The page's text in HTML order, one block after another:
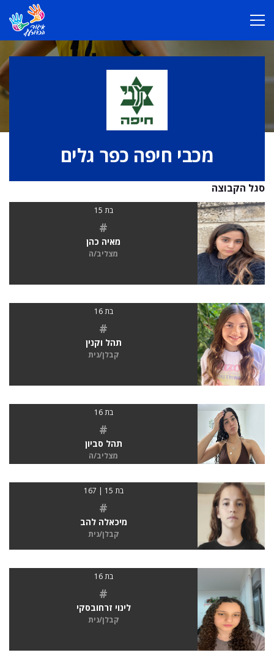
מכבי חיפה כפר גלים
סגל הקבוצה
בת 15
#
מאיה כהן
מצליב/ה
בת 16
#
תהל וקנין
קבלן/נית
בת 16
#
תהל סביון
מצליב/ה
בת 15 | 167
#
מיכאלה להב
קבלן/נית
בת 16
#
לינוי זרחובסקי
קבלן/נית